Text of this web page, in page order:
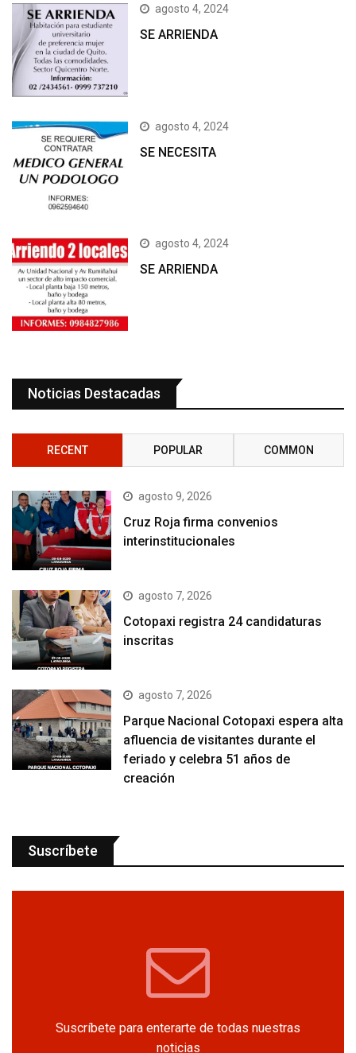
agosto 4, 2024
SE ARRIENDA
agosto 4, 2024
SE NECESITA
agosto 4, 2024
SE ARRIENDA
Noticias Destacadas
RECENT POPULAR COMMON
agosto 9, 2026
Cruz Roja firma convenios
interinstitucionales
agosto 7, 2026
Cotopaxi registra 24 candidaturas
inscritas
agosto 7, 2026
Parque Nacional Cotopaxi espera alta
afluencia de visitantes durante el
feriado y celebra 51 años de
creación
Suscríbete
Suscríbete para enterarte de todas nuestras
noticias